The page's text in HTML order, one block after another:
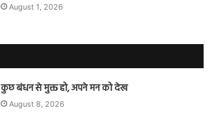
August 1, 2026
कुछ बंधन से मुक्त हो, अपने मन को देख
August 8, 2026